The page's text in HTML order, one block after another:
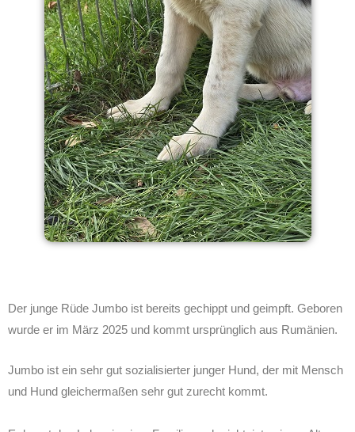
Der junge Rüde Jumbo ist bereits gechippt und geimpft. Geboren
wurde er im März 2025 und kommt ursprünglich aus Rumänien.
Jumbo ist ein sehr gut sozialisierter junger Hund, der mit Mensch
und Hund gleichermaßen sehr gut zurecht kommt.